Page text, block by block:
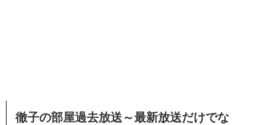
徹子の部屋過去放送～最新放送だけでな